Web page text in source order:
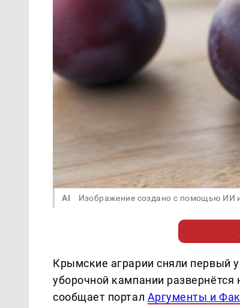
AI Изображение создано с помощью ИИ
Крымские аграрии сняли первый
уборочной кампании
сообщает портал Аргументы и